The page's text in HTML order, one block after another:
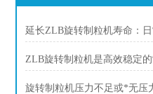
延长ZLB旋转制粒机寿命：
ZLB旋转制粒机是高效稳定
旋转制粒机压力不足或*无压